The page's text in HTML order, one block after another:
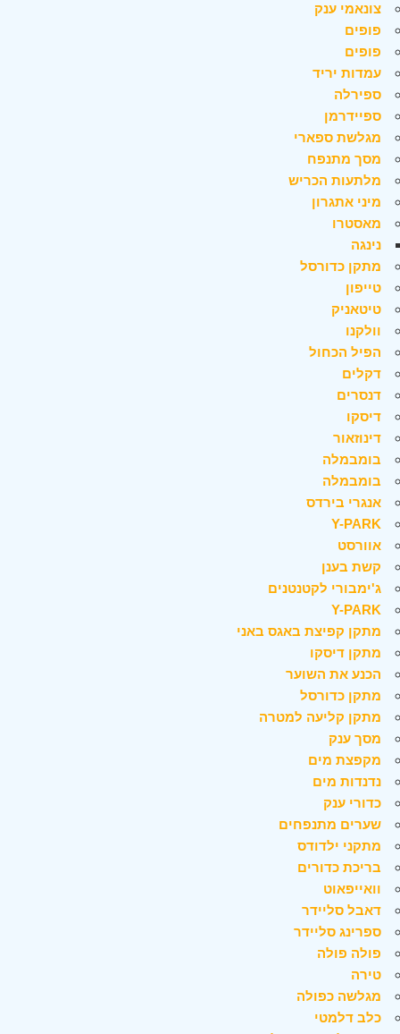
צונאמי ענק
פופים
פופים
עמדות יריד
ספירלה
ספיידרמן
מגלשת ספארי
מסך מתנפח
מלתעות הכריש
מיני אתגרון
מאסטרו
נינגה
מתקן כדורסל
טייפון
טיטאניק
וולקנו
הפיל הכחול
דקלים
דנסרים
דיסקו
דינוזאור
בומבמלה
בומבמלה
אנגרי בירדס
Y-PARK
אוורסט
קשת בענן
ג'ימבורי לקטנטנים
Y-PARK
מתקן קפיצת באגס באני
מתקן דיסקו
הכנע את השוער
מתקן כדורסל
מתקן קליעה למטרה
מסך ענק
מקפצת מים
נדנדות מים
כדורי ענק
שערים מתנפחים
מתקני ילדודס
בריכת כדורים
וואייפאוט
דאבל סליידר
ספרינג סליידר
פולה פולה
טירה
מגלשה כפולה
כלב דלמטי